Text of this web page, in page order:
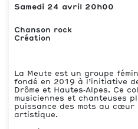
Samedi 24 avril 20h00
Chanson rock
Création
La Meute est un groupe
fondé en 2019 à l’initiative
Drôme et Hautes‑Alpes. Ce
musiciennes et chanteuses
puissance des mots au cœur
artistique.